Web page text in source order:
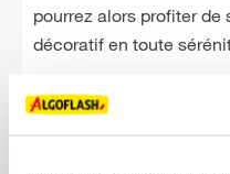
pourrez alors profiter
décoratif en toute